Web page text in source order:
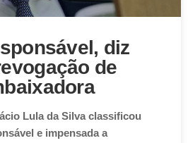
diz
de
Lula da Silva classificou
e impensada a